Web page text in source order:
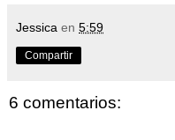
Jessica en 5:59
Compartir
6 comentarios: